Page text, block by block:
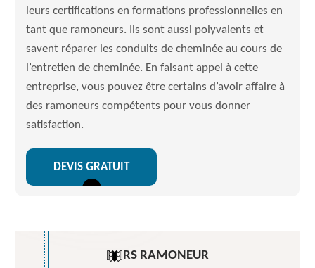
leurs certifications en formations professionnelles en
tant que ramoneurs. Ils sont aussi polyvalents et
savent réparer les conduits de cheminée au cours de
l’entretien de cheminée. En faisant appel à cette
entreprise, vous pouvez être certains d’avoir affaire à
des ramoneurs compétents pour vous donner
satisfaction.
DEVIS GRATUIT
RS RAMONEUR